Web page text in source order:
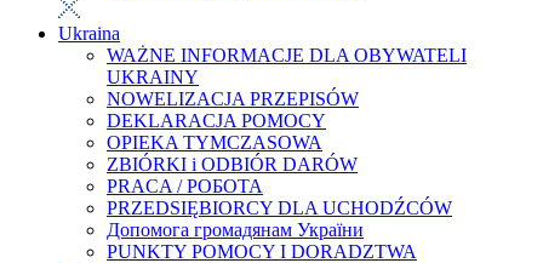
Ukraina
WAŻNE INFORMACJE DLA OBYWATELI
UKRAINY
NOWELIZACJA PRZEPISÓW
DEKLARACJA POMOCY
OPIEKA TYMCZASOWA
ZBIÓRKI i ODBIÓR DARÓW
PRACA / РОБОТА
PRZEDSIĘBIORCY DLA UCHODŹCÓW
Допомога громадянам України
PUNKTY POMOCY I DORADZTWA